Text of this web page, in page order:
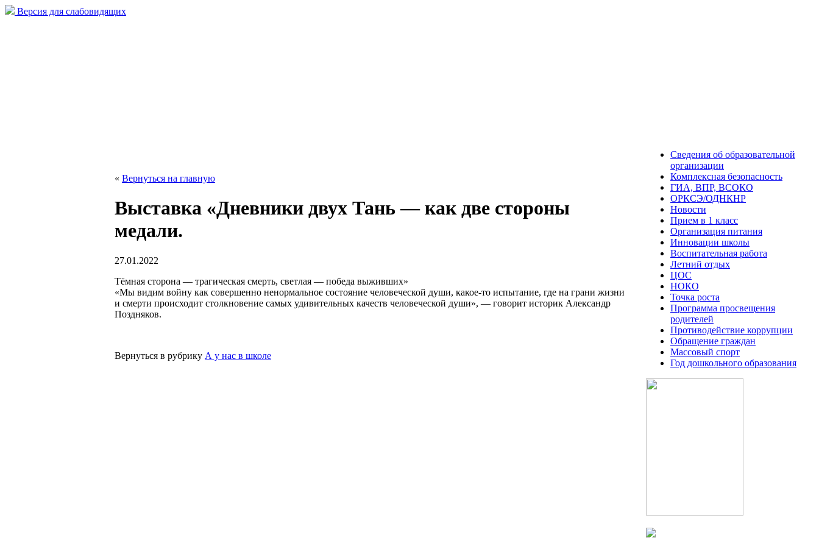
Версия для слабовидящих
« Вернуться на главную
Выставка «Дневники двух Тань — как две стороны
медали.
27.01.2022
Тёмная сторона — трагическая смерть, светлая — победа выживших»
«Мы видим войну как совершенно ненормальное состояние человеческой души, какое-то испытание, где на грани жизни
и смерти происходит столкновение самых удивительных качеств человеческой души», — говорит историк Александр
Поздняков.
Вернуться в рубрику А у нас в школе
Сведения об образовательной
организации
Комплексная безопасность
ГИА, ВПР, ВСОКО
ОРКСЭ/ОДНКНР
Новости
Прием в 1 класс
Организация питания
Инновации школы
Воспитательная работа
Летний отдых
ЦОС
НОКО
Точка роста
Программа просвещения
родителей
Противодействие коррупции
Обращение граждан
Массовый спорт
Год дошкольного образования